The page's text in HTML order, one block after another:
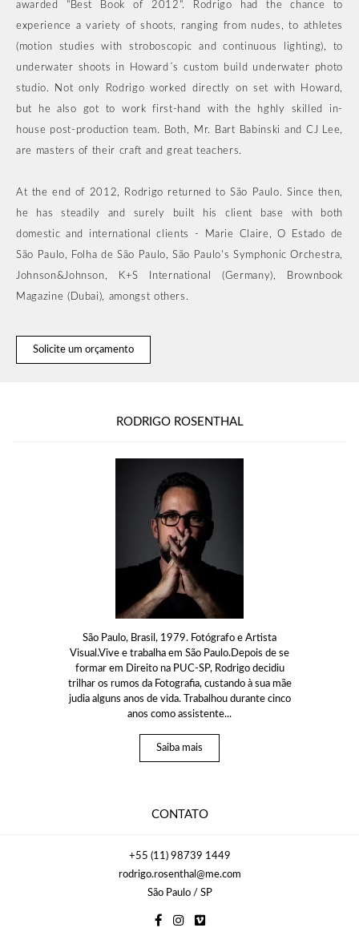
awarded "Best Book of 2012". Rodrigo had the chance to
experience a variety of shoots, ranging from nudes, to athletes
(motion studies with stroboscopic and continuous lighting), to
underwater shoots in Howard´s custom build underwater photo
studio. Not only Rodrigo worked directly on set with Howard,
but he also got to work first-hand with the hghly skilled in-
house post-production team. Both, Mr. Bart Babinski and CJ Lee,
are masters of their craft and great teachers.
At the end of 2012, Rodrigo returned to São Paulo. Since then,
he has steadily and surely built his client base with both
domestic and international clients - Marie Claire, O Estado de
São Paulo, Folha de São Paulo, São Paulo's Symphonic Orchestra,
Johnson&Johnson, K+S International (Germany), Brownbook
Magazine (Dubai), amongst others.
Solicite um orçamento
RODRIGO ROSENTHAL
São Paulo, Brasil, 1979. Fotógrafo e Artista
Visual.Vive e trabalha em São Paulo.Depois de se
formar em Direito na PUC-SP, Rodrigo decidiu
trilhar os rumos da Fotografia, custando à sua mãe
judia alguns anos de vida. Trabalhou durante cinco
anos como assistente...
Saiba mais
CONTATO
+55 (11) 98739 1449
rodrigo.rosenthal@me.com
São Paulo / SP